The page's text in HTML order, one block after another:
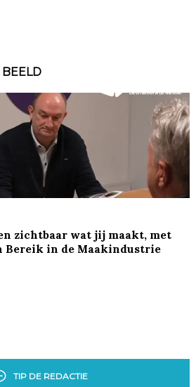
zichtbaar wat jij maakt, met
Bereik in de Maakindustrie
TIP DE REDACTIE